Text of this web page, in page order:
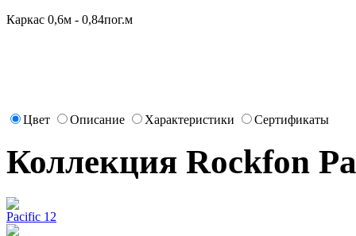
Каркас 0,6м - 0,84пог.м
Цвет Описание Характеристики Сертификаты
Коллекция Rockfon
Pacific 12